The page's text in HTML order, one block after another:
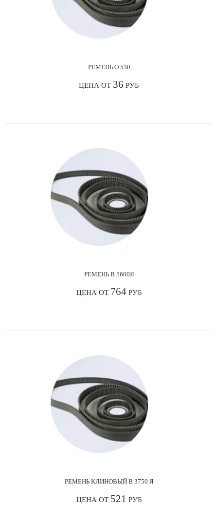
РЕМЕНЬ О 530
ЦЕНА ОТ 36 РУБ
РЕМЕНЬ В 5600Я
ЦЕНА ОТ 764РУБ
РЕМЕНЬ КЛИНОВЫЙ В 3750 Я
ЦЕНА ОТ 521 РУБ